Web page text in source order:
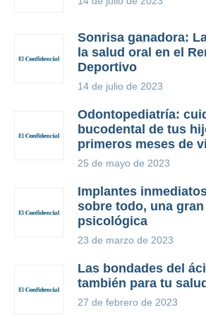
Sonrisa ganadora:
la salud oral en el
Deportivo
14 de julio de 2023
Odontopediatría:
bucodental de tus
primeros meses de
25 de mayo de 2023
Implantes
sobre todo, una
psicológica
23 de marzo de 2023
Las bondades del
también para tu
27 de febrero de 2023